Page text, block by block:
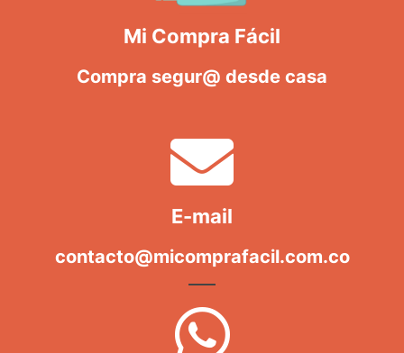
Mi Compra Fácil
Compra segur@ desde casa
E-mail
contacto@micomprafacil.com.co